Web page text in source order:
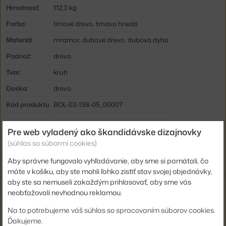
Hmotnosť:
112,3 kg
Farba:
tmavé drevo, tmavo hnedá
Materiál:
mramor, dubové drevo, dubová dyha
Podnož:
drevo
Tvar:
kruh
Doska:
drevo
Kód produktu BOL-03-138-05_00007
Jste z Česka? Přejděte naJídelní stůl Piro Ø160 cm, dark oak
Shopping from the EU? Switch to
Piro Dining Table Ø160 cm, dark
oak
Súvisiace produkty
BOLIA
Pre web vyladený ako škandidávske dizajnovky
(súhlas so súbormi cookies)
Aby správne fungovalo vyhľadávanie, aby sme si pamätali, čo
máte v košíku, aby ste mohli ľahko zistiť stav svojej objednávky,
aby ste sa nemuseli zakaždým prihlasovať, aby sme vás
neobťažovali nevhodnou reklamou.
Na to potrebujeme váš súhlas so spracovaním súborov cookies.
Ďakujeme.